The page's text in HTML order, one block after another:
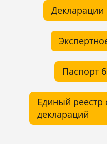
Декларации
Паспорт
Единый реестр
деклараций